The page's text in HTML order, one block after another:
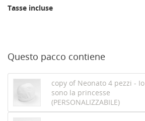
Tasse incluse
Questo pacco contiene
copy of Neonato 4 pezzi - Io
sono la princesse
(PERSONALIZZABILE)